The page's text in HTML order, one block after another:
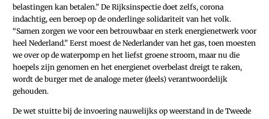
belastingen kan betalen.” De Rijks­inspectie doet zelfs, corona
indachtig, een beroep op de onderlinge solidariteit van het volk.
“Samen zorgen we voor een betrouwbaar en sterk energienetwerk voor
heel Nederland.” Eerst moest de Nederlander van het gas, toen moesten
we over op de waterpomp en het liefst groene stroom, maar nu die
hoepels zijn genomen en het energienet overbelast dreigt te raken,
wordt de burger met de analoge meter (deels) verantwoordelijk
gehouden.
De wet stuitte bij de invoering nauwelijks op weerstand in de Tweede